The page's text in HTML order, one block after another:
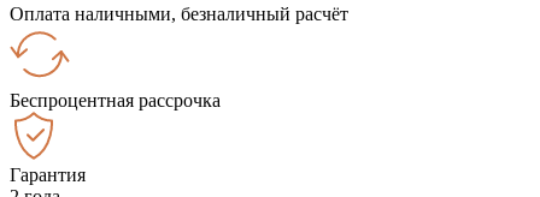
Оплата наличными, безналичный расчёт
Беспроцентная рассрочка
Гарантия